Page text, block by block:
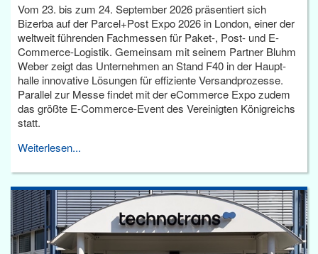
Vom 23. bis zum 24. September 2026 präsentiert sich
Bizerba auf der Parcel+Post Expo 2026 in London, einer der
weltweit führenden Fachmessen für Paket-, Post- und E-
Commerce-Logistik. Gemeinsam mit seinem Partner Bluhm
Weber zeigt das Unternehmen an Stand F40 in der Haupt­
halle innovative Lösungen für effiziente Versandprozesse.
Parallel zur Messe findet mit der eCommerce Expo zudem
das größte E-Commerce-Event des Vereinigten Königreichs
statt.
Weiterlesen...